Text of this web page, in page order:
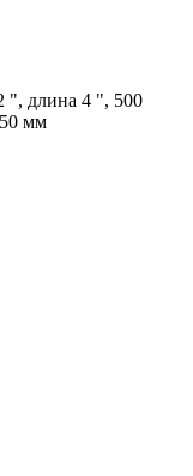
", длина 4 ", 500
мм